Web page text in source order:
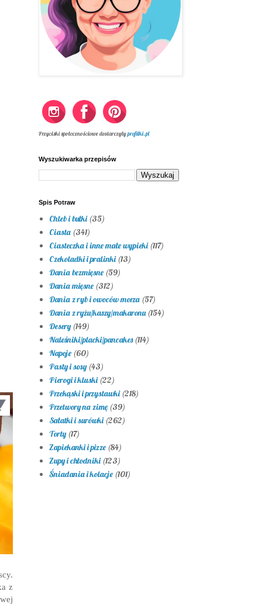
z
Przyciski społecznościowe dostarczyłyprofilki.pl
Wyszukiwarka przepisów
Spis Potraw
Chleb i bułki (35)
Ciasta (341)
Ciasteczka i inne małe wypieki (117)
Czekoladki i pralinki (13)
Dania bezmięsne (59)
Dania mięsne (312)
Dania z ryb i owoców morza (57)
Dania z ryżu/kaszy/makaronu (154)
Desery (149)
Naleśniki/placki/pancakes (114)
Napoje (60)
Pasty i sosy (43)
Pierogi i kluski (22)
Przekąski i przystawki (218)
Przetwory na zimę (39)
Sałatki i surówki (262)
Torty (17)
Zapiekanki i pizze (84)
Zupy i chłodniki (123)
Śniadania i kolacje (101)